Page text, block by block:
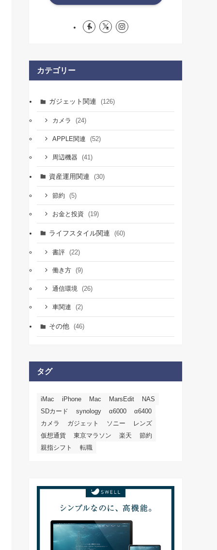
カテゴリー
ガジェット関連 (126)
カメラ (24)
APPLE関連 (52)
周辺機器 (41)
資産運用関連 (30)
節約 (5)
お金と投資 (19)
ライフスタイル関連 (60)
書評 (22)
働き方 (9)
通信環境 (26)
車関連 (2)
その他 (46)
タグ
iMac iPhone Mac MarsEdit
NAS
SDカード
synology α6000
α6400
カメラ
ガジェット ソニー
レンズ
仮想通貨
東京マラソン 楽天
節約
親指シフト
転職